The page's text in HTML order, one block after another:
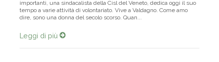
importanti, una sindacalista della Cisl del Veneto, dedica oggi il suo
tempo a varie attività di volontariato. Vive a Valdagno. Come amo
dire, sono una donna del secolo scorso. Quan...
Leggi di più